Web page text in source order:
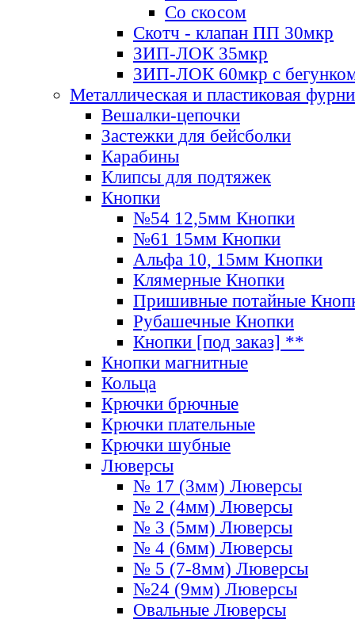
Со скосом
Скотч - клапан ПП 30мкр
ЗИП-ЛОК 35мкр
ЗИП-ЛОК 60мкр с
Металлическая и пластиковая
Вешалки-цепочки
Застежки для бейсболки
Карабины
Клипсы для подтяжек
Кнопки
№54 12,5мм Кнопки
№61 15мм Кнопки
Альфа 10, 15мм Кнопки
Клямерные Кнопки
Пришивные потайные
Рубашечные Кнопки
Кнопки [под заказ] **
Кнопки магнитные
Кольца
Крючки брючные
Крючки плательные
Крючки шубные
Люверсы
№ 17 (3мм) Люверсы
№ 2 (4мм) Люверсы
№ 3 (5мм) Люверсы
№ 4 (6мм) Люверсы
№ 5 (7-8мм) Люверсы
№24 (9мм) Люверсы
Овальные Люверсы